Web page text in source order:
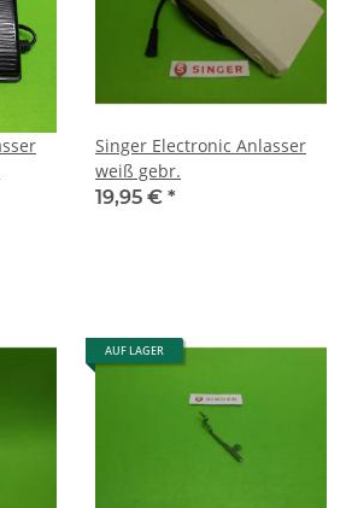
Singer Electronic Anlasser
weiß gebr.
19,95 € *
AUF LAGER